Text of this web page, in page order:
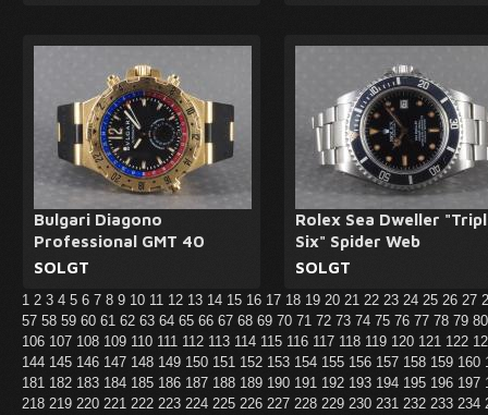
Bulgari Diagono
Professional GMT 40
SOLGT
Rolex Sea Dweller
Six" Spider Web
SOLGT
1 2 3 4 5 6 7 8 9 10 11 12 13 14 15 16 17 18 19 20 21 22 23 24 25 26 27
57 58 59 60 61 62 63 64 65 66 67 68 69 70 71 72 73 74 75 76 77 78 79
106 107 108 109 110 111 112 113 114 115 116 117 118 119 120 121 122
144 145 146 147 148 149 150 151 152 153 154 155 156 157 158 159 160
181 182 183 184 185 186 187 188 189 190 191 192 193 194 195 196 197
218 219 220 221 222 223 224 225 226 227 228 229 230 231 232 233 234